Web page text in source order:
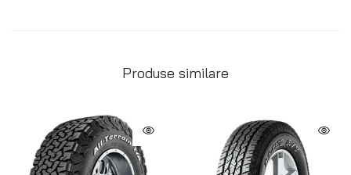
Produse similare